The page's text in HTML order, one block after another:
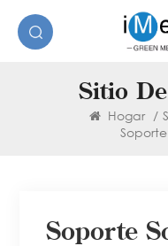
Sitio
Hogar /
Soporte